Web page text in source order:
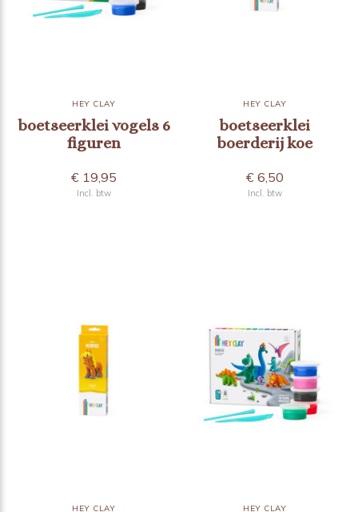
HEY CLAY
boetseerklei vogels 6
figuren
€ 19,95
Incl. btw
HEY CLAY
boetseerklei
boerderij koe
€ 6,50
Incl. btw
HEY CLAY HEY CLAY